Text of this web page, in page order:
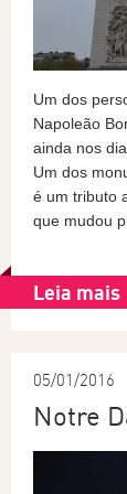
Um dos
Napoleão
ainda nos
Um dos
é um tributo
que mudou
Leia mais
05/01/2016
Notre